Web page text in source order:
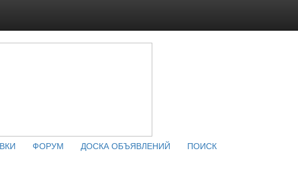
ФОРУМ ДОСКА ОБЪЯВЛЕНИЙ
ПОИСК